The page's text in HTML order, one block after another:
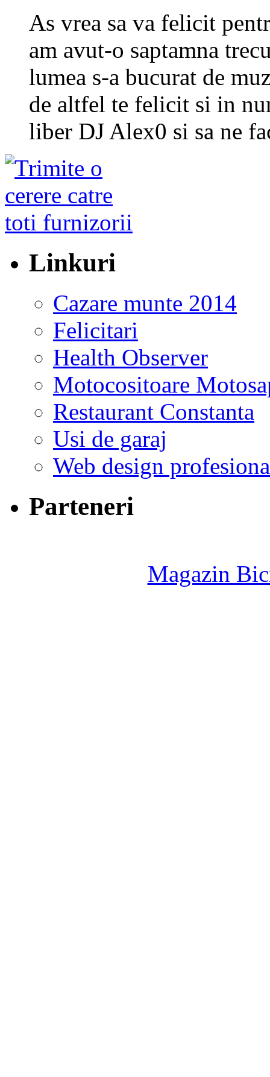
As vrea sa va felicit
am avut-o saptamna
lumea s-a bucurat de
de altfel te felicit si in
liber DJ Alex0 si sa ne
Linkuri
Cazare munte 2014
Felicitari
Health Observer
Motocositoare
Restaurant Constanta
Usi de garaj
Web design
Parteneri
Magazin